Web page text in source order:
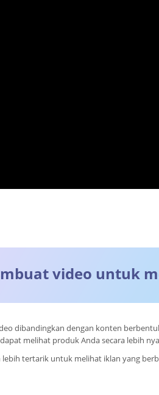
video untuk
dibandingkan dengan konten
melihat produk Anda secara lebih
tertarik untuk melihat iklan yang